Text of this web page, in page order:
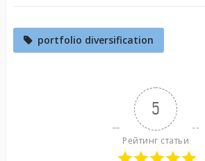
portfolio diversification
5
Рейтинг статьи